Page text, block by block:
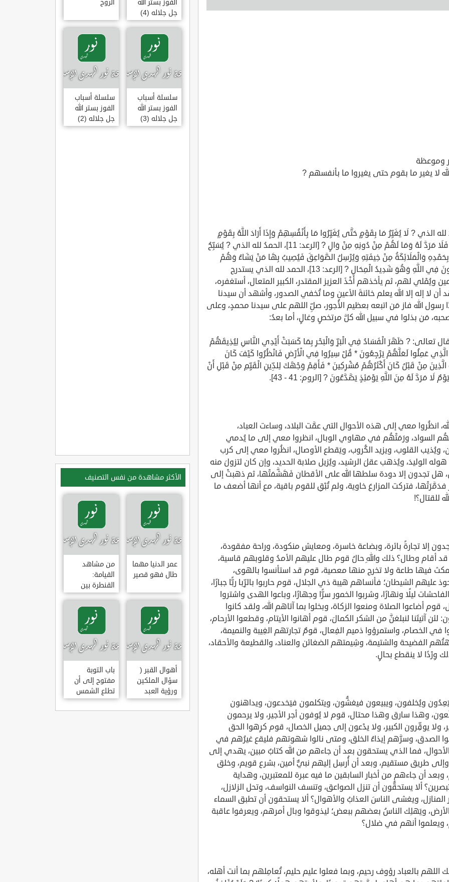
وموعظة
لا يغير ما بقوم حتى يغيروا ما بأنفسهم ?
لله الذي ? لَا يُغَيِّرُ مَا بِقَوْمٍ حَتَّى يُغَيِّرُوا مَا بِأَنْفُسِهِمْ وَإِذَا أَرَادَ اللَّهُ بِقَوْمٍ
سُوءًا فَلَا مَرَدَّ لَهُ وَمَا لَهُمْ مِنْ دُونِهِ مِنْ وَالٍ ? [الرعد: 11]، الحمدُ لله الذي ? يُسَبِّحُ
بِحَمْدِهِ وَالْمَلَائِكَةُ مِنْ خِيفَتِهِ وَيُرْسِلُ الصَّوَاعِقَ فَيُصِيبُ بِهَا مَنْ يَشَاءُ وَهُمْ
يُجَادِلُونَ فِي اللَّهِ وَهُوَ شَدِيدُ الْمِحَالِ ? [الرعد: 13]، الحمد لله الذي يستدرج
ويُمْلي لهم، ثم يأخذهم أَخْذَ العزيز المقتدر، الكبير المتعال، أستغفره،
أن لا إله إلا الله يعلم خائنةَ الأعين وما تُخفي الصدور، وأشهد أن سيدنا
رسول الله فاز مَن اتبعه بعظيم الأُجور، صلِّ اللهم على سيدنا محمدٍ، وعلى
مَن بذلوا في سبيل الله كلَّ مرتخصٍ وغالٍ، أما بعدُ:
تعالى: ? ظَهَرَ الْفَسَادُ فِي الْبَرِّ وَالْبَحْرِ بِمَا كَسَبَتْ أَيْدِي النَّاسِ لِيُذِيقَهُمْ
عَمِلُوا لَعَلَّهُمْ يَرْجِعُونَ * قُلْ سِيرُوا فِي الْأَرْضِ فَانْظُرُوا كَيْفَ كَانَ
الَّذِينَ مِنْ قَبْلُ كَانَ أَكْثَرُهُمْ مُشْرِكِينَ * فَأَقِمْ وَجْهَكَ لِلدِّينِ الْقَيِّمِ مِنْ قَبْلِ أَنْ
لَا مَرَدَّ لَهُ مِنَ اللَّهِ يَوْمَئِذٍ يَصَّدَّعُونَ ? [الروم: 41 - 43].
انظُروا معي إلى هذه الأحوال التي عمَّت البلاد، وساءت العباد،
السواد، ورَمَتْهُم في مهاوي الوبال، انظروا معي إلى ما يُدمي
ويُذيب القلوب، ويزيد الكُروب، ويَقطع الأوصال، انظُروا معي إلى كرب
الوليدَ، ويُذهب عقلَ الرشيد، ويُزيل صلابة الحديد، وإن كان لتزولَ منه
هل تجدون إلا دودة سلطها الله على الأقطان فَهَشَّمَتْها، ثم ذهبتْ إلى
فدَمَّرَتْها، فتركت المزارعَ خاوية، ولم تُبْقِ للقوم باقية، مع أنها أضعف ما
للقتال؟!
إلا تجارةً بائرة، وبضاعة خاسرة، ومعايش منكودة، وراحة مفقودة،
قد أقام وطال؟ ذلك واللهِ حالُ قوم طال عليهم الأمدُ وقلوبهم قاسية،
فيها طاعة ولا تخرج منها معصية، قوم قد استأنسوا بالهوى،
عليهم الشيطان؛ فأنساهم هيبة ذي الجلال، قوم حاربوا بالرِّبا ربًّا جبارًا،
ليلًا ونهارًا، وشربوا الخمور سرًّا وجهارًا، وباعوا الهدى واشتروا
قوم أضاعوا الصلاة ومنعوا الزكاة، وبخلوا بما آتاهم الله، ولقد كانوا
لئن آتيتَنا لنبلغنَّ من الشكر الكمالَ، قوم أهانوا الأيتام، وقطعوا الأرحام،
في الخصام، واستمرؤوا ذميم الفِعال، قومٌ تجارتهم الغِيبة والنميمة،
الفضيحة والشتيمة، وشِيمتهم الضغائن والعناد، والقطيعة والأحقاد،
وِرْدًا لا ينقطع بحالٍ.
ويُخلفون، ويبيعون فيغشُّون، ويتكلمون فيَخدعون، ويداهنون
وهذا سارق وهذا محتال، قوم لا يُوفون أجر الأجير، ولا يرحمون
ولا يوقِّرون الكبير، ولا يدْعون إلى جميل الخصال، قوم كرِهوا الحق
الصدق، وسرَّهم إيذاءُ الخلق، ومتى نالوا شهوتهم فليقع غيرُهم في
فما الذي يستحقون بعد أن جاءهم من الله كتابٌ مبين، يهدي إلى
طريق مستقيم، وبعد أن أُرسِل إليهم نبيٌّ أمين، بشرع قويم، وخلق
وبعد أن جاءهم من أخبار السابقين ما فيه عبرة للمعتبرين، وهداية
ألا يستحقُّون أن تنزل الصواعق، وتنسف النواسف، وتحل الزلازل،
المنازل، ويغشى الناسَ العذابُ والأهوال؟ ألا يستحقون أن تطبق السماء
ويَهلِك الناسُ بعضهم ببعض؛ ليذوقوا وبال أمرهم، ويعرفوا عاقبة
ويعلموا أنهم في ضلال؟
اللهم بالعباد رؤوف رحيم، وبما فعلوا عليم حليم، تُعامِلهم بما أنت أهله،
الفوز بستر الله
جل جلاله (4)
الروح
سلسلة أسباب
الفوز بستر الله
جل جلاله (3)
سلسلة أسباب
الفوز بستر الله
جل جلاله (2)
الأكثر مشاهدة من نفس التصنيف
عمر الدنيا مهما
طال فهو قصير
من مشاهد
القيامة:
القنطرة بين
الجنة والنار
أهوال القبر (
سؤال الملكين
ورؤية العبد
مكانه )
باب التوبة
مفتوح إلى أن
تطلع الشمس
من مغربها